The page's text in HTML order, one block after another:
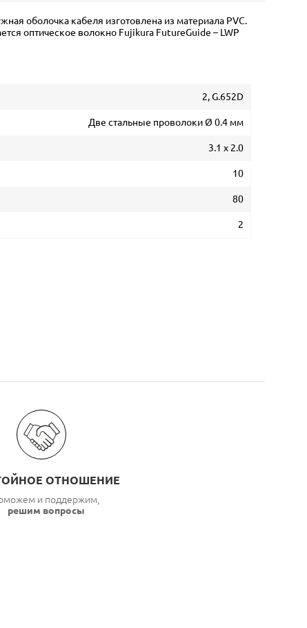
оболочка кабеля изготовлена из материала PVC.
оптическое волокно Fujikura FutureGuide – LWP
2, G.652D
Две стальные проволоки Ø 0.4 мм
3.1 х 2.0
10
80
2
ОТНОШЕНИЕ
и поддержим,
решим вопросы